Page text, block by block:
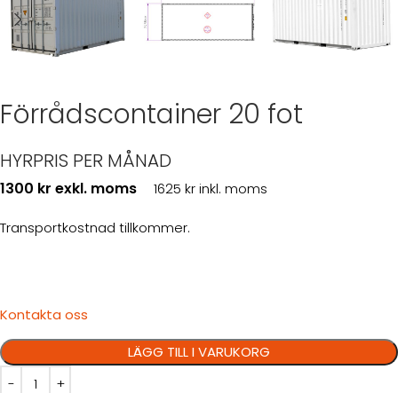
Förrådscontainer 20 fot
HYRPRIS PER MÅNAD
1300 kr exkl. moms 1625 kr inkl. moms
Transportkostnad tillkommer.
Kontakta oss
LÄGG TILL I VARUKORG